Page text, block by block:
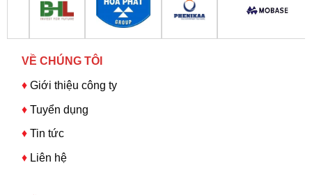
VỀ CHÚNG TÔI
♦ Giới thiệu công ty
♦Tuyển dụng
♦ Tin tức
♦ Liên hệ